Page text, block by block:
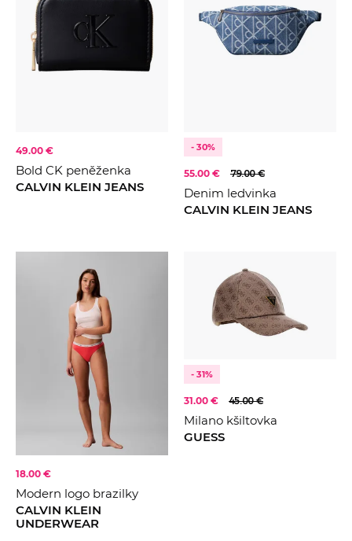
49.00 €
Bold CK peněženka
CALVIN KLEIN JEANS
- 30%
55.00 € 79.00 €
Denim ledvinka
CALVIN KLEIN JEANS
18.00 €
Modern logo brazilky
CALVIN KLEIN
UNDERWEAR
- 31%
31.00 € 45.00 €
Milano kšiltovka
GUESS